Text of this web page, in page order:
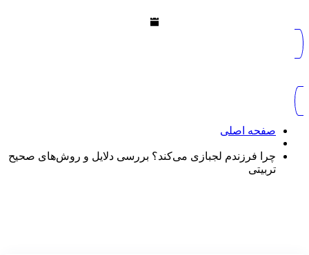
صفحه اصلی
چرا فرزندم لجبازی می‌کند؟ بررسی دلایل و روش‌های صحیح
تربیتی